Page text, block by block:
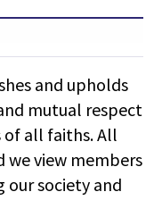
and upholds
mutual respect
of all faiths. All
we view members
our society and